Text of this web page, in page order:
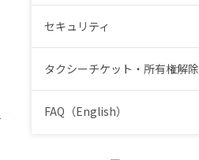
セキュリティ
タクシーチケット・所有権解除
FAQ（English）